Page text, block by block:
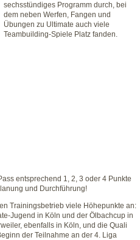
sechsstündiges Programm durch, bei
dem neben Werfen, Fangen und
Übungen zu Ultimate auch viele
Teambuilding-Spiele Platz fanden.
entsprechend 1, 2, 3 oder 4 Punkte
und Durchführung!
Trainingsbetrieb viele Höhepunkte an:
Jugend in Köln und der Ölbachcup in
ebenfalls in Köln, und die Quali
der Teilnahme an der 4. Liga